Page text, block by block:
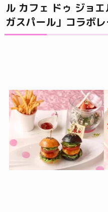
ル カフェ ドゥ ジョ
ガスパール」コラボ